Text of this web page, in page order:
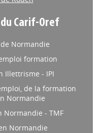
Carif-Oref
Normandie
formation
Illettrisme - IPI
de la formation
Normandie
Normandie - TMF
Normandie